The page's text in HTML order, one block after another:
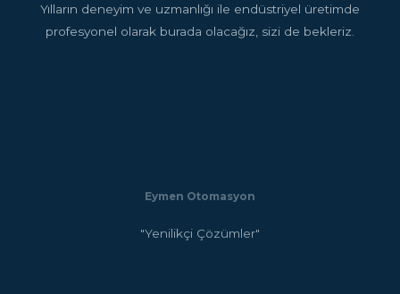
Yılların deneyim ve uzmanlığı ile endüstriyel üretimde
profesyonel olarak burada olacağız, sizi de bekleriz.
Eymen Otomasyon
"Yenilikçi Çözümler"